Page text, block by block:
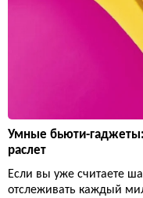
Умные бьюти-
раслет
Если вы уже считаете
отслеживать каждый